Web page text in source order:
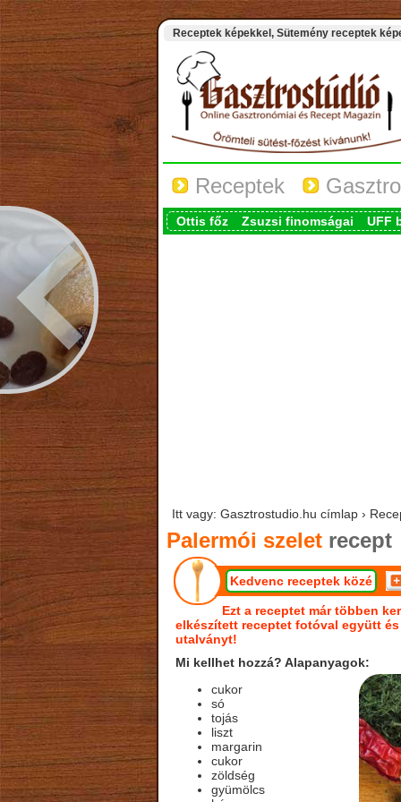
Receptek képekkel, Sütemény receptek
Receptek
Ottis főz Zsuzsi finomságai UFF
Itt vagy: Gasztrostudio.hu címlap ›
Palermói szeletrecept
Kedvenc receptek közé
Ezt a receptet már többen
elkészített receptet fotóval együtt
utalványt!
Mi kellhet hozzá? Alapanyagok:
cukor
só
tojás
liszt
margarin
cukor
zöldség
gyümölcs